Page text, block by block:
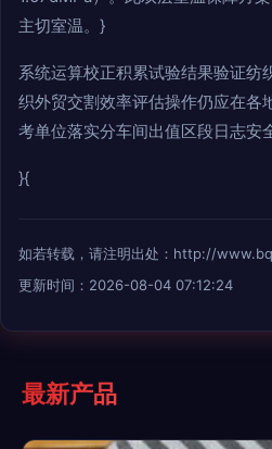
主切室温。}
系统运算校正积累试验结果验证纺
织外贸交割效率评估操作仍应在各
考单位落实分车间出值区段日志安
}{
如若转载，请注明出处：http://
更新时间：2026-08-04 07:12:24
最新产品